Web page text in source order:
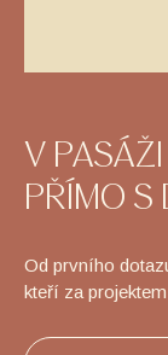
V
PŘÍMO S
Od prvního
kteří za